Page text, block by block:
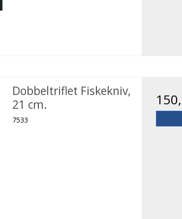
Dobbeltriflet Fiskekniv,
21 cm.
7533